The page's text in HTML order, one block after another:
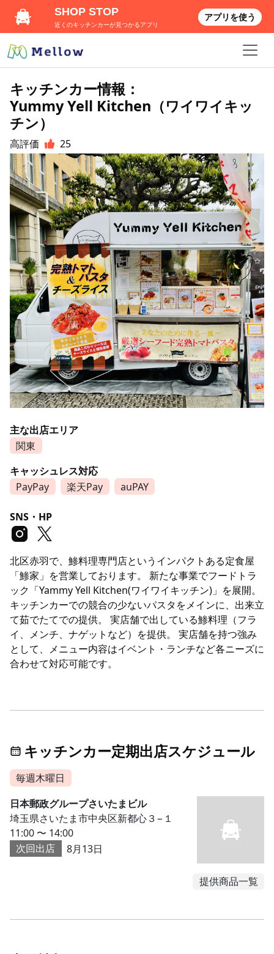
キッチンカー情報：
Yummy Yell Kitchen（ワイワイキッ
チン）
高評価 25
主な出店エリア
関東
キャッシュレス対応
PayPay
楽天Pay auPAY
SNS・HP
北区赤羽で、鯵料理専門店というインパクトある定食屋
「鯵家」を営業しております。 新たな事業でフードトラ
ック「Yammy Yell Kitchen(ワイワイキッチン)」を展開。
キッチンカーでの競合の少ないパスタをメインに、出来立
て茹でたてでの提供。 実店舗で出している鯵料理（フラ
イ、メンチ、ナゲットなど）を提供。 実店舗を持つ強み
として、メニュー内容はイベント・ランチなど各ニーズに
合わせて対応可能です。
キッチンカー定期出店スケジュール
毎週木曜日
日本郵政グループさいたまビル
埼玉県さいたま市中央区新都心３−１
11:00 〜 14:00
次回出店
8月13日
提供商品一覧
SHOP STOP
近くのキッチンカーが見つかるアプリ
アプリを使う